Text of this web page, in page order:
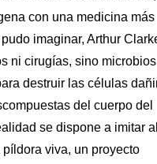
con una medicina más
imaginar, Arthur
ni cirugías, sino microbios
destruir las células
del cuerpo del
se dispone a imitar
viva, un proyecto